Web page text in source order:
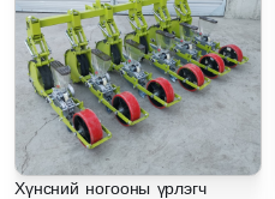
Хүнсний ногооны үрлэгч